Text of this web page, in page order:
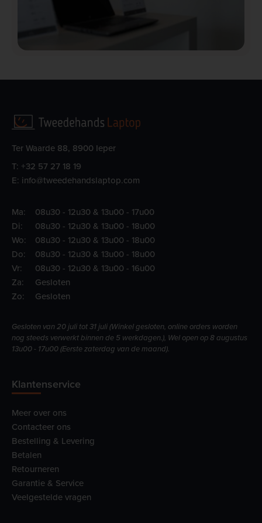
Ter Waarde 88, 8900 Ieper
T: +32 57 27 18 19
E: info@tweedehandslaptop.com
Ma:
08u30 - 12u30 & 13u00 - 17u00
Di:
08u30 - 12u30 & 13u00 - 18u00
Wo:
08u30 - 12u30 & 13u00 - 18u00
Do:
08u30 - 12u30 & 13u00 - 18u00
Vr:
08u30 - 12u30 & 13u00 - 16u00
Za:
Gesloten
Zo:
Gesloten
Gesloten van 20 juli tot 31 juli (Winkel gesloten, online orders worden
nog steeds verwerkt binnen de 5 werkdagen.), Wel open op 8 augustus
13u00 - 17u00 (Eerste zaterdag van de maand).
Klantenservice
Meer over ons
Contacteer ons
Bestelling & Levering
Betalen
Retourneren
Garantie & Service
Veelgestelde vragen